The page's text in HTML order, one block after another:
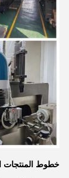
خطوط المنتجات